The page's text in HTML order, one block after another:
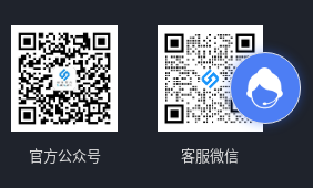
官方公众号 客服微信